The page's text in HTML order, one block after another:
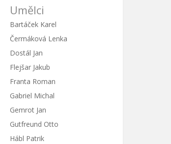
Umělci
Bartáček Karel
Čermáková Lenka
Dostál Jan
Flejšar Jakub
Franta Roman
Gabriel Michal
Gemrot Jan
Gutfreund Otto
Hábl Patrik